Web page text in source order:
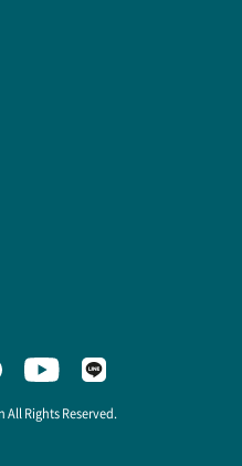
All Rights Reserved.